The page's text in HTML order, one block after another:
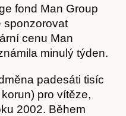
fond Man Group
sponzorovat
cenu Man
minulý týden.
padesáti tisíc
pro vítěze,
2002. Během